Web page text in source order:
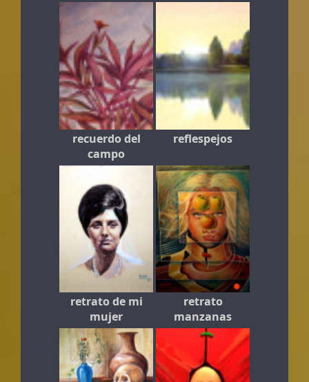
recuerdo del
campo
reflespejos
retrato de mi
mujer
retrato
manzanas